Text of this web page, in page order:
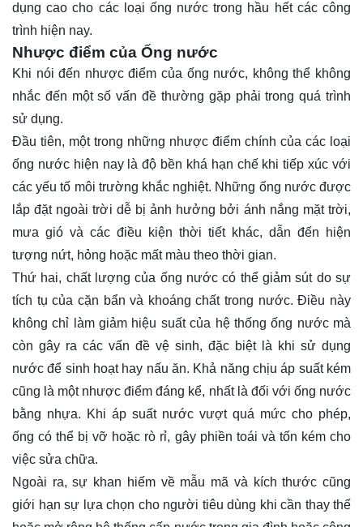
dụng cao cho các loại ống nước trong hầu hết các công
trình hiện nay.
Nhược điểm của Ống nước
Khi nói đến nhược điểm của ống nước, không thể không
nhắc đến một số vấn đề thường gặp phải trong quá trình
sử dụng.
Đầu tiên, một trong những nhược điểm chính của các loại
ống nước hiện nay là độ bền khá hạn chế khi tiếp xúc với
các yếu tố môi trường khắc nghiệt. Những ống nước được
lắp đặt ngoài trời dễ bị ảnh hưởng bởi ánh nắng mặt trời,
mưa gió và các điều kiện thời tiết khác, dẫn đến hiện
tượng nứt, hỏng hoặc mất màu theo thời gian.
Thứ hai, chất lượng của ống nước có thể giảm sút do sự
tích tụ của cặn bẩn và khoáng chất trong nước. Điều này
không chỉ làm giảm hiệu suất của hệ thống ống nước mà
còn gây ra các vấn đề vệ sinh, đặc biệt là khi sử dụng
nước để sinh hoạt hay nấu ăn. Khả năng chịu áp suất kém
cũng là một nhược điểm đáng kể, nhất là đối với ống nước
bằng nhựa. Khi áp suất nước vượt quá mức cho phép,
ống có thể bị vỡ hoặc rò rỉ, gây phiền toái và tốn kém cho
việc sửa chữa.
Ngoài ra, sự khan hiếm về mẫu mã và kích thước cũng
giới hạn sự lựa chọn cho người tiêu dùng khi cần thay thế